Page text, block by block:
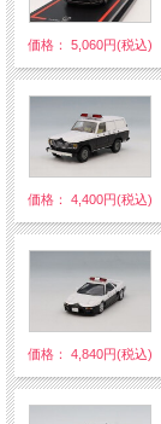
価格： 5,060円(税込)
価格： 4,400円(税込)
価格： 4,840円(税込)